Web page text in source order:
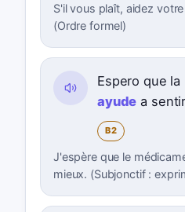
S'il vous plaît, aidez
(Ordre formel)
Espero que la
ayude a
B2
J'espère que le
mieux. (Subjonctif :